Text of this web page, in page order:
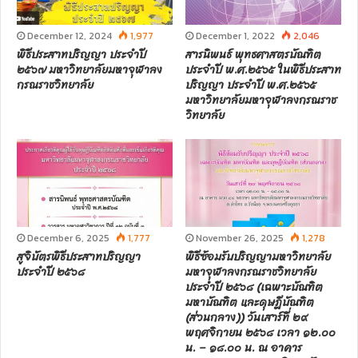
December 12, 2024 1,977
พิธีประสาทปริญญา ประจำปี
๒๕๖๗ มหาวิทยาลัยมหาจุฬาลง
กรณราชวิทยาลัย
December 1, 2022 2,046
สารนิพนธ์ พุทธศาสตรบัณฑิต
ประจำปี พ.ศ.๒๕๖๕ ในพิธีประสาท
ปริญญา ประจำปี พ.ศ.๒๕๖๕
มหาวิทยาลัยมหาจุฬาลงกรณราช
วิทยาลัย
December 6, 2025 1,777
สูจิบัตรพิธีประสาทปริญญา
ประจำปี ๒๕๖๘
November 26, 2025 1,278
พิธีซ้อมรับปริญญามหาวิทยาลัย
มหาจุฬาลงกรณราชวิทยาลัย
ประจำปี ๒๕๖๘ (เฉพาะบัณฑิต
มหาบัณฑิต และดุษฎีบัณฑิต
(ส่วนกลาง)) วันเสาร์ที่ ๒๙
พฤศจิกายน ๒๕๖๘ เวลา ๑๒.๐๐
น. – ๑๘.๐๐ น. ณ อาคาร